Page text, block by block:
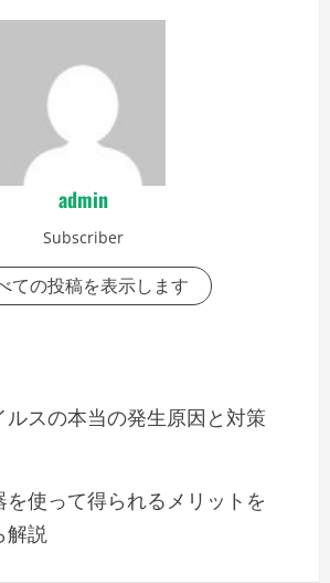
admin
Subscriber
ての投稿を表示します
ルスの本当の発生原因と対策
使って得られるメリットを
解説